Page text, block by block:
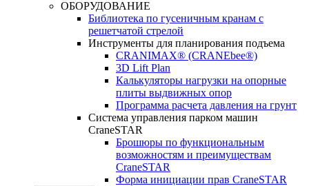
ОБОРУДОВАНИЕ
Библиотека по гусеничным кранам с
решетчатой стрелой
Инструменты для планирования подъема
CRANIMAX® (CRANEbee®)
3D Lift Plan
Калькуляторы нагрузки на опорные
плиты выдвижных опор
Программа расчета давления на грунт
Система управления парком машин
CraneSTAR
Брошюры по функциональным
возможностям и преимуществам
CraneSTAR
Форма инициации прав CraneSTAR